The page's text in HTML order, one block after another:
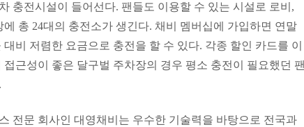
충전시설이 들어선다. 팬들도 이용할 수 있는 시설로 로비,
총 24대의 충전소가 생긴다. 채비 멤버십에 가입하면 연말
비 저렴한 요금으로 충전을 할 수 있다. 각종 할인 카드를 이
근성이 좋은 달구벌 주차장의 경우 평소 충전이 필요했던 팬
전문 회사인 대영채비는 우수한 기술력을 바탕으로 전국과